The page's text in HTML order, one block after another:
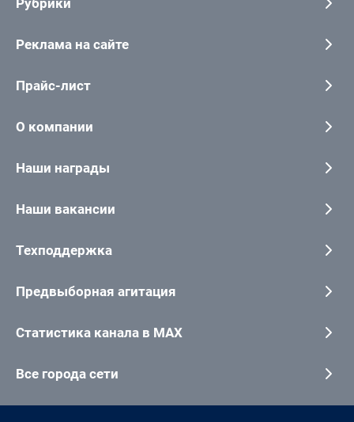
Реклама на сайте
Прайс-лист
О компании
Наши награды
Наши вакансии
Техподдержка
Предвыборная агитация
Статистика канала в MAX
Все города сети